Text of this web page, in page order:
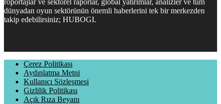
röportajlar ve sektörel raporlar, global yatırımlar, analizler ve tüm
dünyadan oyun sektörünün önemli haberlerini tek bir merkezden
takip edebilirsiniz; HUBOGI.
Çerez Politikası
Aydınlatma Metni
Kullanıcı Sözleşmesi
Gizlilik Politikası
Açık Rıza Beyanı